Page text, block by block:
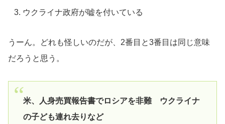
ウクライナ政府が嘘を付いている
うーん。どれも怪しいのだが、2番目と3番目は同じ意味
だろうと思う。
米、人身売買報告書でロシアを非難 ウクライナ
の子ども連れ去りなど